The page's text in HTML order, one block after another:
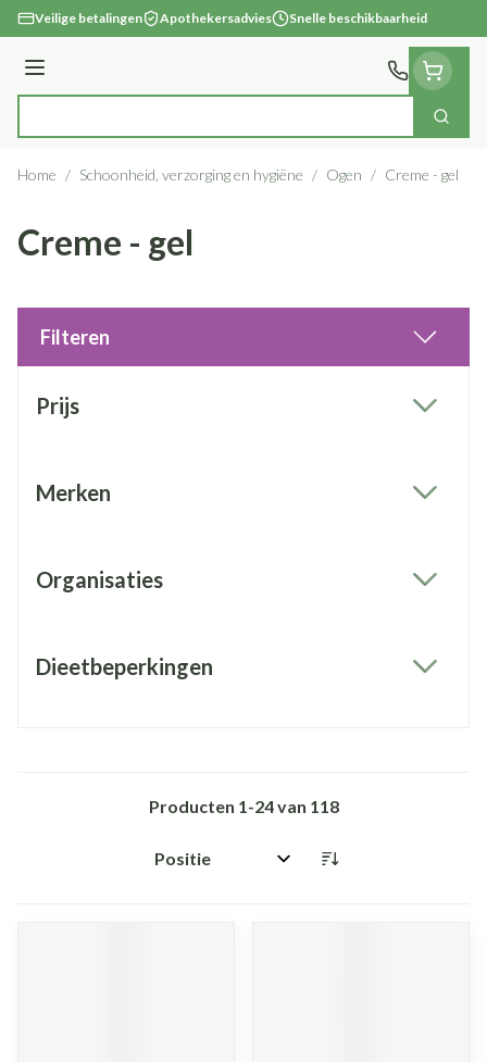
Ga naar de inhoud
Veilige betalingen Apothekersadvies Snelle beschikbaarheid
Menu
Zoek
Home / Schoonheid, verzorging en hygiëne / Ogen / Creme - gel
Creme - gel
Filteren
Prijs
Merken
Organisaties
Dieetbeperkingen
Producten 1-24van 118
Sorteer op: